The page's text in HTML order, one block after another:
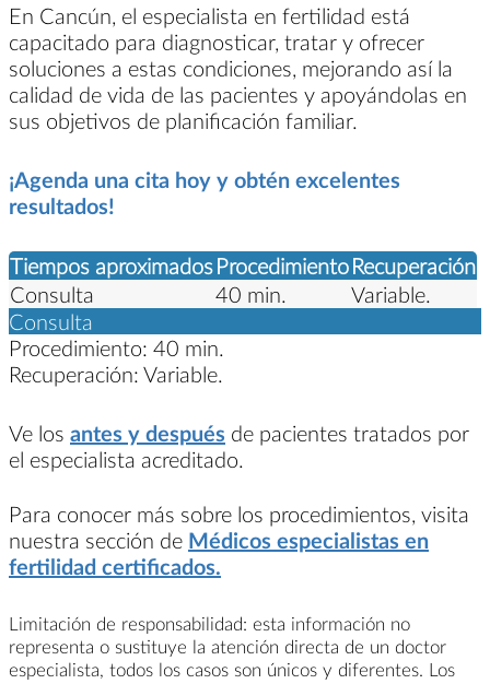
En Cancún, el especialista en fertilidad está
capacitado para diagnosticar, tratar y ofrecer
soluciones a estas condiciones, mejorando así la
calidad de vida de las pacientes y apoyándolas en
sus objetivos de planificación familiar.
¡Agenda una cita hoy y obtén excelentes
resultados!
Tiempos aproximadosProcedimientoRecuperación
Consulta
40 min.
Variable.
Consulta
Procedimiento: 40 min.
Recuperación: Variable.
Ve los antes y después de pacientes tratados por
el especialista acreditado.
Para conocer más sobre los procedimientos, visita
nuestra sección de Médicos especialistas en
fertilidad certificados.
Limitación de responsabilidad: esta información no
representa o sustituye la atención directa de un doctor
especialista, todos los casos son únicos y diferentes. Los